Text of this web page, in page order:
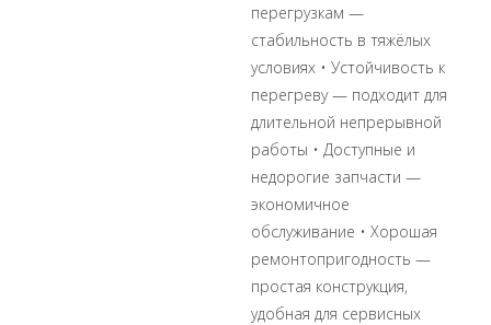
перегрузкам —
стабильность в тяжёлых
условиях • Устойчивость к
перегреву — подходит для
длительной непрерывной
работы • Доступные и
недорогие запчасти —
экономичное
обслуживание • Хорошая
ремонтопригодность —
простая конструкция,
удобная для сервисных